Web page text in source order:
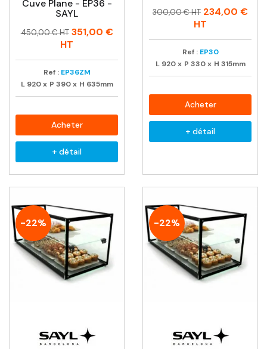
Cuve Plane - EP36 -
SAYL
Prix
Prix
450,00 € HT 351,00 €
HT
Ref : EP36ZM
L 920 x P 390 x H 635mm
Acheter
+ détail
Prix
Prix
300,00 € HT 234,00 €
HT
Ref : EP30
L 920 x P 330 x H 315mm
Acheter
+ détail
-22% -22%